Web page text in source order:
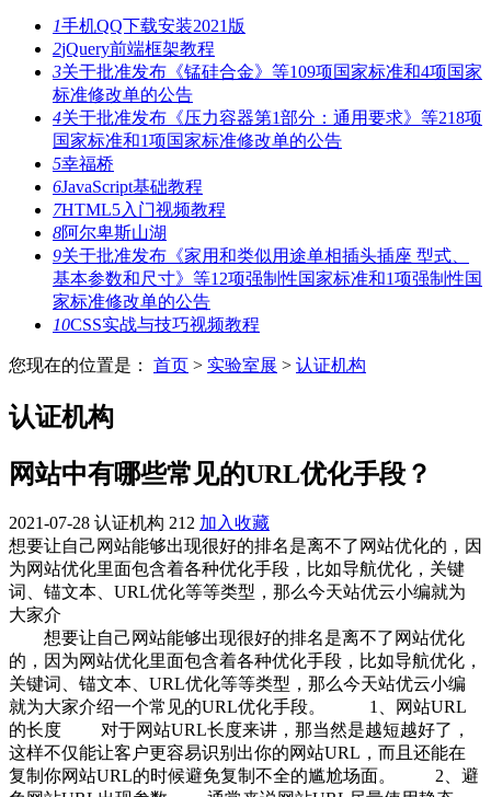
1手机QQ下载安装2021版
2jQuery前端框架教程
3关于批准发布《锰硅合金》等109项国家标准和4项国家
标准修改单的公告
4关于批准发布《压力容器第1部分：通用要求》等218项
国家标准和1项国家标准修改单的公告
5幸福桥
6JavaScript基础教程
7HTML5入门视频教程
8阿尔卑斯山湖
9关于批准发布《家用和类似用途单相插头插座 型式、
基本参数和尺寸》等12项强制性国家标准和1项强制性国
家标准修改单的公告
10CSS实战与技巧视频教程
您现在的位置是： 首页 > 实验室展 > 认证机构
认证机构
网站中有哪些常见的URL优化手段？
2021-07-28 认证机构 212 加入收藏
想要让自己网站能够出现很好的排名是离不了网站优化的，因
为网站优化里面包含着各种优化手段，比如导航优化，关键
词、锚文本、URL优化等等类型，那么今天站优云小编就为
大家介
想要让自己网站能够出现很好的排名是离不了网站优化
的，因为网站优化里面包含着各种优化手段，比如导航优化，
关键词、锚文本、URL优化等等类型，那么今天站优云小编
就为大家介绍一个常见的URL优化手段。
1、网站URL
的长度 对于网站URL长度来讲，那当然是越短越好了，
这样不仅能让客户更容易识别出你的网站URL，而且还能在
复制你网站URL的时候避免复制不全的尴尬场面。 2、避